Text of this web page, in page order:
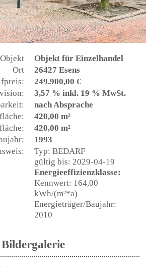
Objekt
Objekt für Einzelhandel
Ort
26427 Esens
249.900,00 €
3,57 % inkl. 19 % MwSt.
nach Absprache
420,00 m²
420,00 m²
1993
Typ: BEDARF
gültig bis: 2029-04-19
Energieeffizienzklasse:
Kennwert: 164,00
kWh/(m²*a)
Energieträger/Baujahr:
2010
Bildergalerie